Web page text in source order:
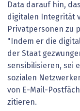
Data darauf hin,
digitalen Integrität
Privatpersonen zu
"Indem er die
der Staat
sensibilisieren, sei
sozialen
von E-Mail-
zitieren.